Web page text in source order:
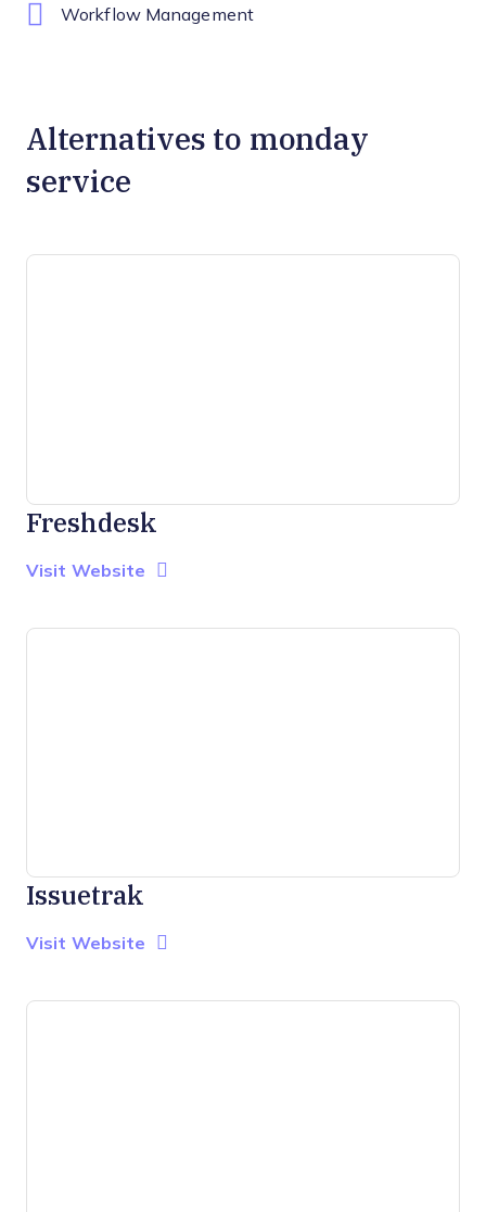
Workflow Management
Alternatives to monday
service
Freshdesk
Visit Website Opens New Window
Issuetrak
Visit Website Opens New Window